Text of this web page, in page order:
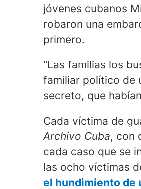
jóvenes cubanos
robaron una
primero.
"Las familias los
familiar político de
secreto, que
Cada víctima de
Archivo Cuba, con
cada caso que se
las ocho víctimas
el hundimiento de